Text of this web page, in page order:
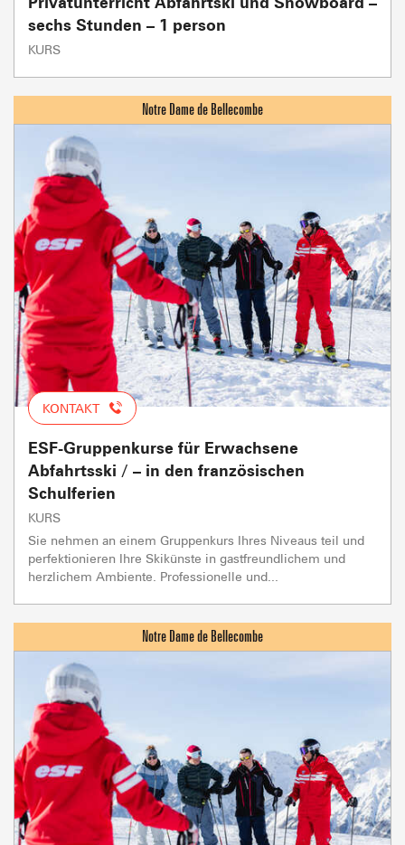
sechs Stunden – 1 person
KURS
KONTAKT
ESF-Gruppenkurse für Erwachsene
Abfahrtsski / – in den französischen
Schulferien
KURS
Sie nehmen an einem Gruppenkurs Ihres Niveaus teil und
perfektionieren Ihre Skikünste in gastfreundlichem und
herzlichem Ambiente. Professionelle und...